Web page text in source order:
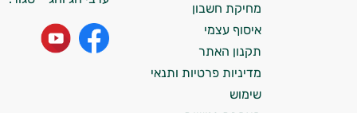
מחיקת חשבון
איסוף עצמי
תקנון האתר
מדיניות פרטיות ותנאי
שימוש
התזונה ומוצרי הבריאות המדויקים למטרות
ולמצב הגופני שלך, ולהסביר לך אילו רכיבים
עובדים יחד כדי למקסם תוצאות גם בחיי היום
המטרה שלי היא להתאים עבורך המלצות